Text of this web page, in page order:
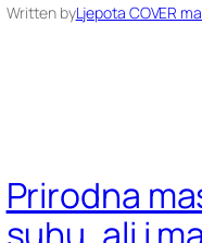
Written byLjepota COVER
Prirodna